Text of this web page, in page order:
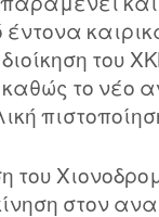
έντονα
του
το νέο
του
στον